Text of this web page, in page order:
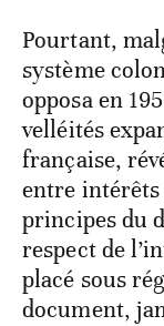
Pourtant,
système
opposa en
velléités
française,
entre intérêts
principes du
respect de
placé sous
document,